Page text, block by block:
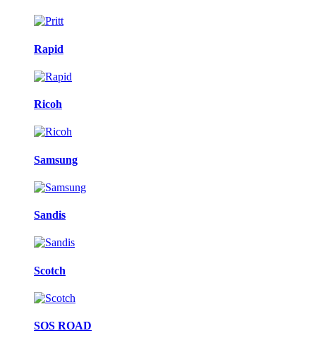
Rapid
Ricoh
Samsung
Sandis
Scotch
SOS ROAD